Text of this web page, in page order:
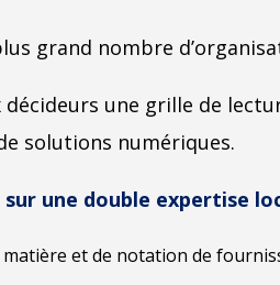
grand nombre
décideurs une grille de
solutions numériques.
sur une double expertise
et de notation de